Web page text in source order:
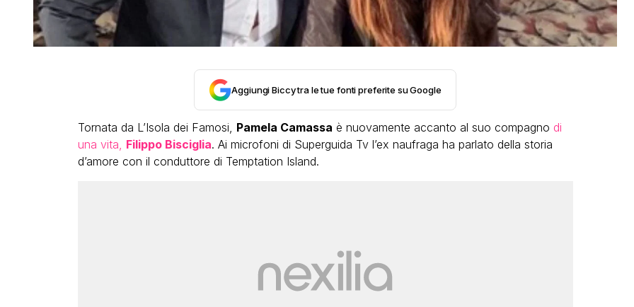
Aggiungi Biccy tra le tue fonti preferite su Google
Tornata da L’Isola dei Famosi, Pamela Camassa è nuovamente accanto al suo compagno di
una vita, Filippo Bisciglia. Ai microfoni di Superguida Tv l’ex naufraga ha parlato della storia
d’amore con il conduttore di Temptation Island.